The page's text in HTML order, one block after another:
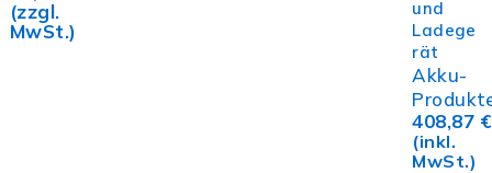
(zzgl.
MwSt.)
und
Ladege
rät
Akku-
408,87 €
(inkl.
MwSt.)